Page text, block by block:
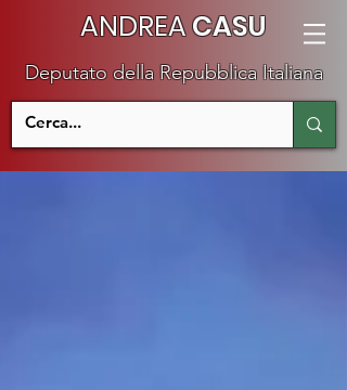
ANDREACASU
Deputato della Repubblica Italiana